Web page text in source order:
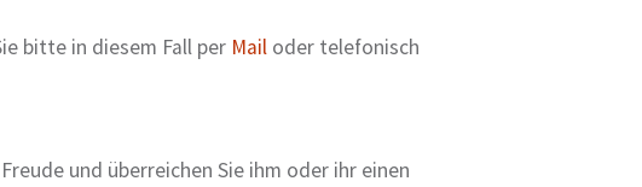
bitte in diesem Fall per Mail oder telefonisch
und überreichen Sie ihm oder ihr einen